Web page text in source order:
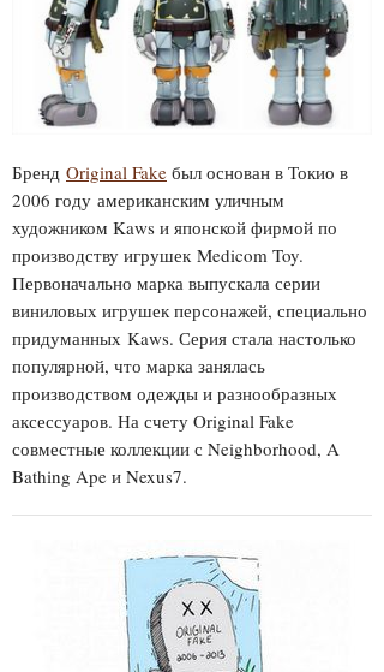
Бренд Original Fake был основан в Токио в
2006 году американским уличным
художником Kaws и японской фирмой по
производству игрушек Medicom Toy.
Первоначально марка выпускала серии
виниловых игрушек персонажей, специально
придуманных Kaws. Серия стала настолько
популярной, что марка занялась
производством одежды и разнообразных
аксессуаров. На счету Original Fake
совместные коллекции с Neighborhood, A
Bathing Ape и Nexus7.